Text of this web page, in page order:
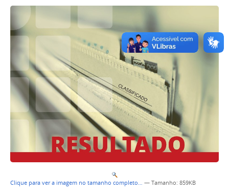
Clique para ver a imagem no tamanho completo… — Tamanho: 859KB